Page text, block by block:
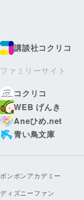
講談社コクリコ
ファミリーサイト
コクリコ
WEB げんき
Aneひめ.net
青い鳥文庫
ボンボンアカデミー
ディズニーファン